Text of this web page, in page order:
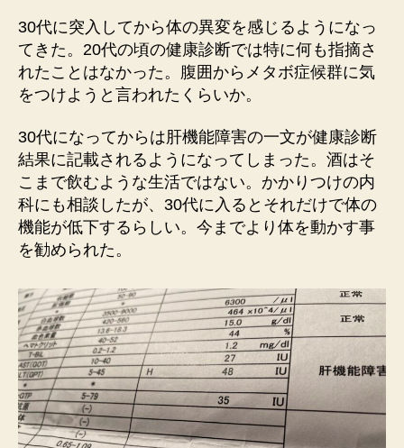
30代に突入してから体の異変を感じるようになっ
てきた。20代の頃の健康診断では特に何も指摘さ
れたことはなかった。腹囲からメタボ症候群に気
をつけようと言われたくらいか。
30代になってからは肝機能障害の一文が健康診断
結果に記載されるようになってしまった。酒はそ
こまで飲むような生活ではない。かかりつけの内
科にも相談したが、30代に入るとそれだけで体の
機能が低下するらしい。今までより体を動かす事
を勧められた。